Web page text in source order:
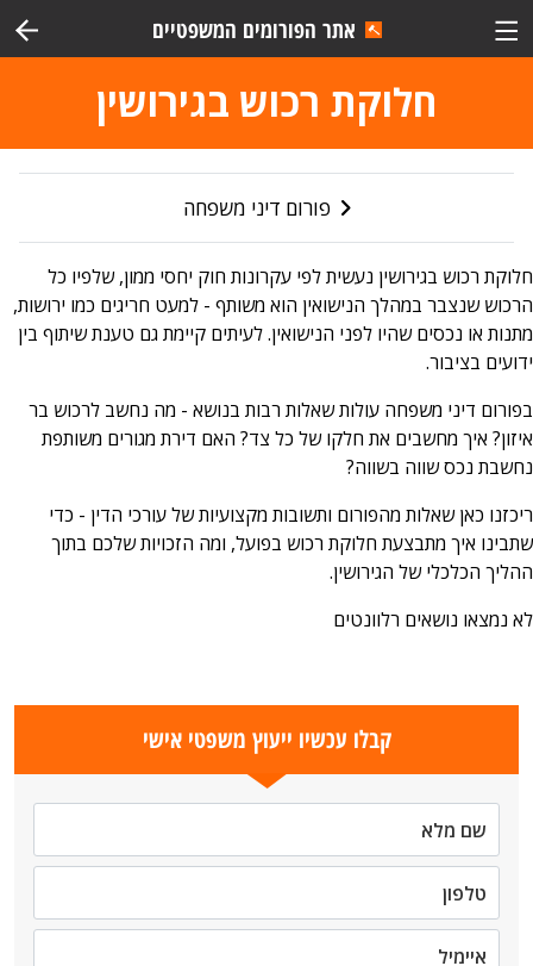
אתר הפורומים המשפטיים
חלוקת רכוש בגירושין
פורום דיני משפחה
חלוקת רכוש בגירושין נעשית לפי עקרונות חוק יחסי ממון, שלפיו כל
הרכוש שנצבר במהלך הנישואין הוא משותף - למעט חריגים כמו ירושות,
מתנות או נכסים שהיו לפני הנישואין. לעיתים קיימת גם טענת שיתוף בין
ידועים בציבור.
בפורום דיני משפחה עולות שאלות רבות בנושא - מה נחשב לרכוש בר
איזון? איך מחשבים את חלקו של כל צד? האם דירת מגורים משותפת
נחשבת נכס שווה בשווה?
ריכזנו כאן שאלות מהפורום ותשובות מקצועיות של עורכי הדין - כדי
שתבינו איך מתבצעת חלוקת רכוש בפועל, ומה הזכויות שלכם בתוך
ההליך הכלכלי של הגירושין.
לא נמצאו נושאים רלוונטים
קבלו עכשיו ייעוץ משפטי אישי